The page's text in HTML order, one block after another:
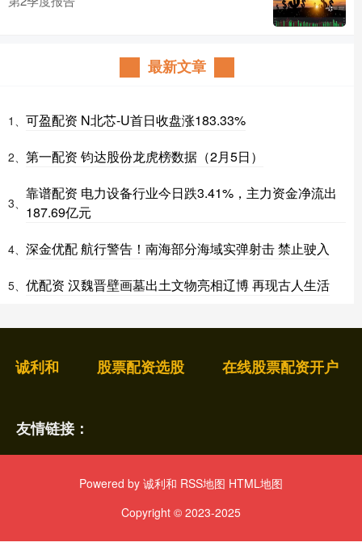
最新文章
1、 可盈配资 N北芯-U首日收盘涨183.33%
2、 第一配资 钧达股份龙虎榜数据（2月5日）
3、
靠谱配资 电力设备行业今日跌3.41%，主力资金净流出
187.69亿元
4、 深金优配 航行警告！南海部分海域实弹射击 禁止驶入
5、 优配资 汉魏晋壁画墓出土文物亮相辽博 再现古人生活
诚利和 股票配资选股 在线股票配资开户
友情链接：
Powered by 诚利和 RSS地图 HTML地图
Copyright © 2023-2025